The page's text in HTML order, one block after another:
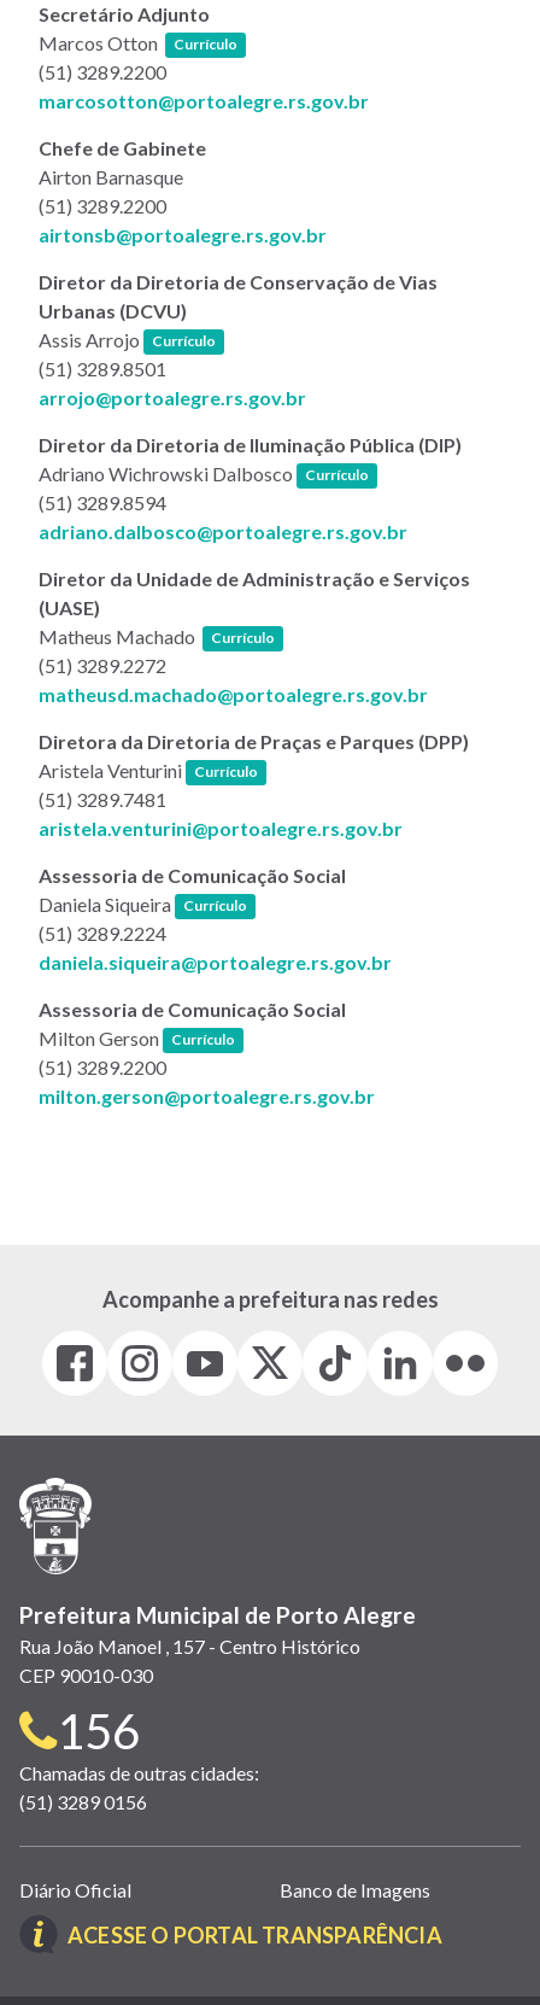
Secretário Adjunto
Marcos Otton
Currículo
(link abre em nova janela)
(51) 3289.2200
marcosotton@portoalegre.rs.gov.br
Chefe de Gabinete
Airton Barnasque
(51) 3289.2200
airtonsb@portoalegre.rs.gov.br
Diretor da Diretoria de Conservação de Vias
Urbanas (DCVU)
Assis Arrojo
Currículo
(link abre em nova janela)
(51) 3289.8501
arrojo@portoalegre.rs.gov.br
Diretor da Diretoria de Iluminação Pública (DIP)
Adriano Wichrowski Dalbosco
Currículo
(link abre em nova janela)
(51) 3289.8594
adriano.dalbosco@portoalegre.rs.gov.br
Diretor da Unidade de Administração e Serviços
(UASE)
Matheus Machado
Currículo
(link abre em nova janela)
(51) 3289.2272
matheusd.machado@portoalegre.rs.gov.br
Diretora da Diretoria de Praças e Parques (DPP)
Aristela Venturini
Currículo
(link abre em nova janela)
(51) 3289.7481
aristela.venturini@portoalegre.rs.gov.br
Assessoria de Comunicação Social
Daniela Siqueira
Currículo
(link abre em nova janela)
(51) 3289.2224
daniela.siqueira@portoalegre.rs.gov.br
Assessoria de Comunicação Social
Milton Gerson
Currículo
(link abre em nova janela)
(51) 3289.2200
milton.gerson@portoalegre.rs.gov.br
Acompanhe a prefeitura nas redes
Facebook
(link
janela)
Instagram
(link
(link
(Antigo
Tiktok
(link
LinkedIn
(link
(link
Prefeitura Municipal de Porto Alegre
Rua João Manoel , 157 - Centro Histórico
CEP 90010-030
Telefone
para
contato:
156
Chamadas de outras cidades:
(51) 3289 0156
Links
úteis
(abrem
Diário Oficial Banco de Imagens
ACESSE O PORTAL TRANSPARÊNCIA(LINK
EM